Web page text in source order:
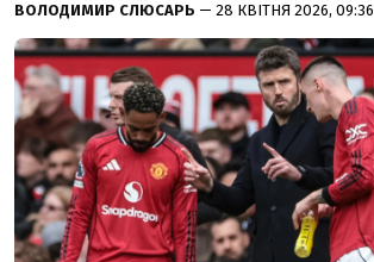
ВОЛОДИМИР СЛЮСАРЬ — 28 КВІТНЯ 2026, 09:36